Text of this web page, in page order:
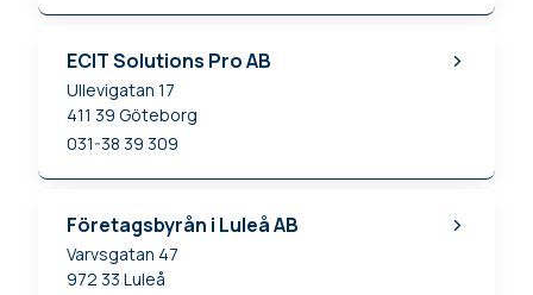
ECIT Solutions Pro AB
Ullevigatan 17
411 39 Göteborg
031-38 39 309
Företagsbyrån i Luleå AB
Varvsgatan 47
972 33 Luleå